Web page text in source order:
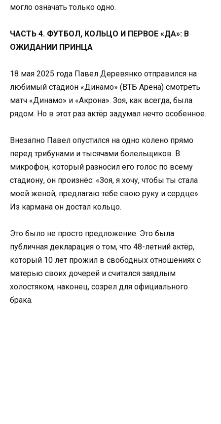
могло означать только одно.
ЧАСТЬ 4. ФУТБОЛ, КОЛЬЦО И ПЕРВОЕ «ДА»: В
ОЖИДАНИИ ПРИНЦА
18 мая 2025 года Павел Деревянко отправился на
любимый стадион «Динамо» (ВТБ Арена) смотреть
матч «Динамо» и «Акрона». Зоя, как всегда, была
рядом. Но в этот раз актёр задумал нечто особенное.
Внезапно Павел опустился на одно колено прямо
перед трибунами и тысячами болельщиков. В
микрофон, который разносил его голос по всему
стадиону, он произнёс: «Зоя, я хочу, чтобы ты стала
моей женой, предлагаю тебе свою руку и сердце».
Из кармана он достал кольцо.
Это было не просто предложение. Это была
публичная декларация о том, что 48-летний актёр,
который 10 лет прожил в свободных отношениях с
матерью своих дочерей и считался заядлым
холостяком, наконец, созрел для официального
брака.